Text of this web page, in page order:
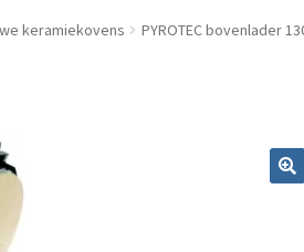
keramiekovens PYROTEC bovenlader